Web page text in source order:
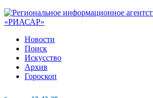
«РИАСАР»
Новости
Поиск
Искусство
Архив
Гороскоп